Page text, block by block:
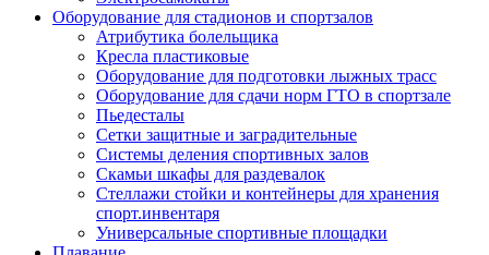
Оборудование для стадионов и спортзалов
Атрибутика болельщика
Кресла пластиковые
Оборудование для подготовки лыжных трасс
Оборудование для сдачи норм ГТО в спортзале
Пьедесталы
Сетки защитные и заградительные
Системы деления спортивных залов
Скамьи шкафы для раздевалок
Стеллажи стойки и контейнеры для хранения
спорт.инвентаря
Универсальные спортивные площадки